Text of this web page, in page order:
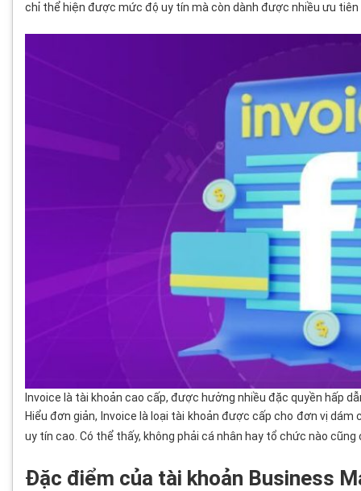
chỉ thể hiện được mức độ uy tín mà còn dành được nhiều ưu tiên
Invoice là tài khoản cao cấp, được hưởng nhiều đặc quyền hấp
Hiểu đơn giản, Invoice là loại tài khoản được cấp cho đơn vị
uy tín cao. Có thể thấy, không phải cá nhân hay tổ chức nào
Đặc điểm của tài khoản Business